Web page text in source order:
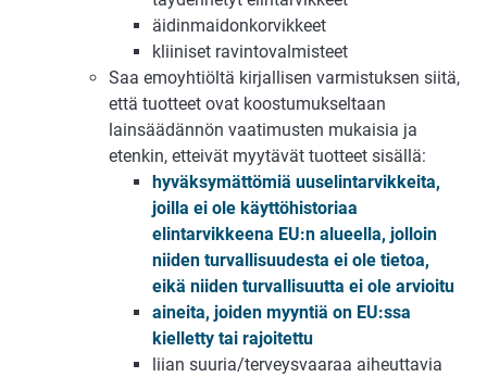
äidinmaidonkorvikkeet
kliiniset ravintovalmisteet
Saa emoyhtiöltä kirjallisen varmistuksen siitä,
että tuotteet ovat koostumukseltaan
lainsäädännön vaatimusten mukaisia ja
etenkin, etteivät myytävät tuotteet sisällä:
hyväksymättömiä uuselintarvikkeita,
joilla ei ole käyttöhistoriaa
elintarvikkeena EU:n alueella, jolloin
niiden turvallisuudesta ei ole tietoa,
eikä niiden turvallisuutta ei ole arvioitu
aineita, joiden myyntiä on EU:ssa
kielletty tai rajoitettu
liian suuria/terveysvaaraa aiheuttavia